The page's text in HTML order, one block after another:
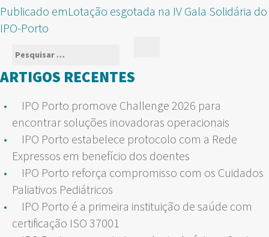
NAVEGAÇÃO
DE
ARTIGOS
Publicado emLotação esgotada na IV Gala Solidária do
IPO-Porto
Pesquisar
por:
ARTIGOS RECENTES
IPO Porto promove Challenge 2026 para
encontrar soluções inovadoras operacionais
IPO Porto estabelece protocolo com a Rede
Expressos em benefício dos doentes
IPO Porto reforça compromisso com os Cuidados
Paliativos Pediátricos
IPO Porto é a primeira instituição de saúde com
certificação ISO 37001